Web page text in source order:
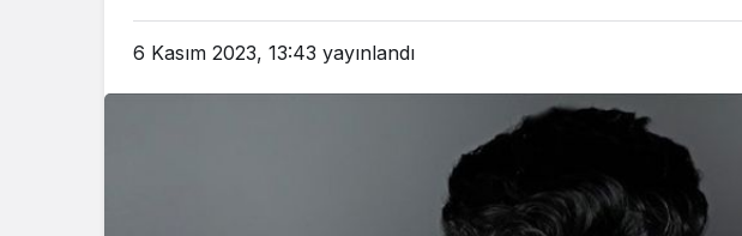
6 Kasım 2023, 13:43 yayınlandı